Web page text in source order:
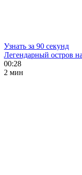
Узнать за 90 секунд
Легендарный остров
00:28
2 мин